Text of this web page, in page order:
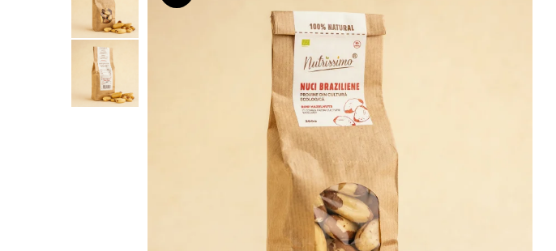
OȚETURI ȘI SOSURI
FĂINĂ FĂRĂ GLUTEN
BĂUTURI / LAPTE VEGETAL
OREZ ȘI CEREALE